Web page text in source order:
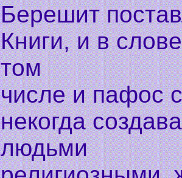
Берешит
Книги, и в
том
числе и пафос
некогда
людьми